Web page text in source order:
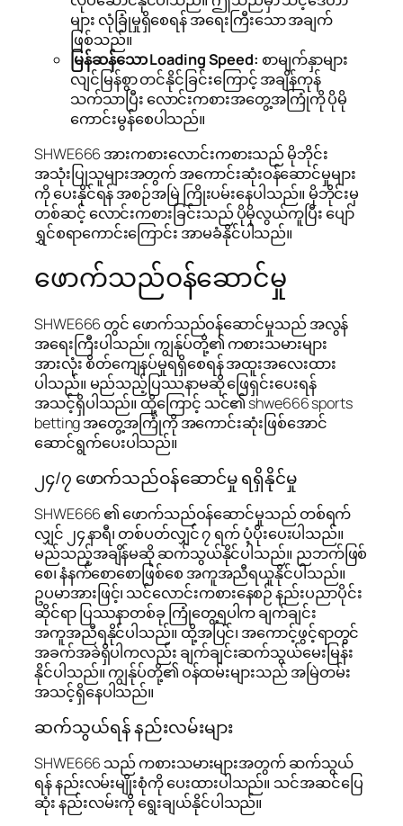
များ လုံခြုံမှုရှိစေရန် အရေးကြီးသော အချက်
ဖြစ်သည်။
မြန်ဆန်သော Loading Speed: စာမျက်နှာများ
လျင်မြန်စွာ တင်နိုင်ခြင်းကြောင့် အချိန်ကုန်
သက်သာပြီး လောင်းကစားအတွေ့အကြုံကို ပိုမို
ကောင်းမွန်စေပါသည်။
SHWE666 အားကစားလောင်းကစားသည် မိုဘိုင်း
အသုံးပြုသူများအတွက် အကောင်းဆုံးဝန်ဆောင်မှုများ
ကို ပေးနိုင်ရန် အစဉ်အမြဲ ကြိုးပမ်းနေပါသည်။ မိုဘိုင်းမှ
တစ်ဆင့် လောင်းကစားခြင်းသည် ပိုမိုလွယ်ကူပြီး ပျော်
ရွှင်စရာကောင်းကြောင်း အာမခံနိုင်ပါသည်။
ဖောက်သည်ဝန်ဆောင်မှု
SHWE666 တွင် ဖောက်သည်ဝန်ဆောင်မှုသည် အလွန်
အရေးကြီးပါသည်။ ကျွန်ုပ်တို့၏ ကစားသမားများ
အားလုံး စိတ်ကျေနပ်မှုရရှိစေရန် အထူးအလေးထား
ပါသည်။ မည်သည့်ပြဿနာမဆို ဖြေရှင်းပေးရန်
အသင့်ရှိပါသည်။ ထို့ကြောင့် သင်၏ shwe666 sports
betting အတွေ့အကြုံကို အကောင်းဆုံးဖြစ်အောင်
ဆောင်ရွက်ပေးပါသည်။
၂၄/၇ ဖောက်သည်ဝန်ဆောင်မှု ရရှိနိုင်မှု
SHWE666 ၏ ဖောက်သည်ဝန်ဆောင်မှုသည် တစ်ရက်
လျှင် ၂၄ နာရီ၊ တစ်ပတ်လျှင် ၇ ရက် ပံ့ပိုးပေးပါသည်။
မည်သည့်အချိန်မဆို ဆက်သွယ်နိုင်ပါသည်။ ညဘက်ဖြစ်
စေ၊ နံနက်စောစောဖြစ်စေ အကူအညီရယူနိုင်ပါသည်။
ဥပမာအားဖြင့်၊ သင်လောင်းကစားနေစဉ် နည်းပညာပိုင်း
ဆိုင်ရာ ပြဿနာတစ်ခု ကြုံတွေ့ရပါက ချက်ချင်း
အကူအညီရနိုင်ပါသည်။ ထို့အပြင်၊ အကောင့်ဖွင့်ရာတွင်
အခက်အခဲရှိပါကလည်း ချက်ချင်းဆက်သွယ်မေးမြန်း
နိုင်ပါသည်။ ကျွန်ုပ်တို့၏ ဝန်ထမ်းများသည် အမြဲတမ်း
အသင့်ရှိနေပါသည်။
ဆက်သွယ်ရန် နည်းလမ်းများ
SHWE666 သည် ကစားသမားများအတွက် ဆက်သွယ်
ရန် နည်းလမ်းမျိုးစုံကို ပေးထားပါသည်။ သင်အဆင်ပြေ
ဆုံး နည်းလမ်းကို ရွေးချယ်နိုင်ပါသည်။